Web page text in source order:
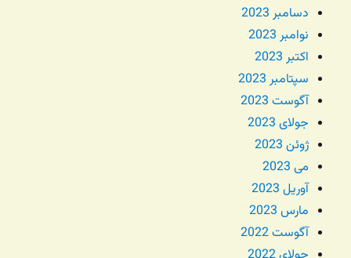
دسامبر 2023
نوامبر 2023
اکتبر 2023
سپتامبر 2023
آگوست 2023
جولای 2023
ژوئن 2023
می 2023
آوریل 2023
مارس 2023
آگوست 2022